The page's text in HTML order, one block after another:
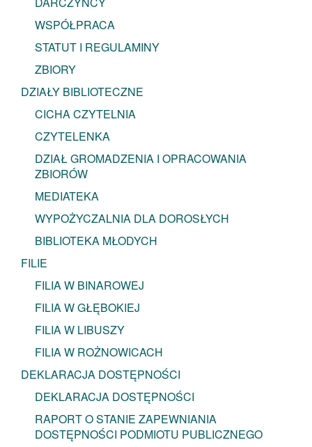
WSPÓŁPRACA
STATUT I REGULAMINY
ZBIORY
DZIAŁY BIBLIOTECZNE
CICHA CZYTELNIA
CZYTELENKA
DZIAŁ GROMADZENIA I OPRACOWANIA
ZBIORÓW
MEDIATEKA
WYPOŻYCZALNIA DLA DOROSŁYCH
BIBLIOTEKA MŁODYCH
FILIE
FILIA W BINAROWEJ
FILIA W GŁĘBOKIEJ
FILIA W LIBUSZY
FILIA W ROŻNOWICACH
DEKLARACJA DOSTĘPNOŚCI
DEKLARACJA DOSTĘPNOŚCI
RAPORT O STANIE ZAPEWNIANIA
DOSTĘPNOŚCI PODMIOTU PUBLICZNEGO